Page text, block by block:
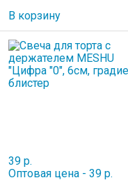
В корзину
39 р.
Оптовая цена - 39 р.